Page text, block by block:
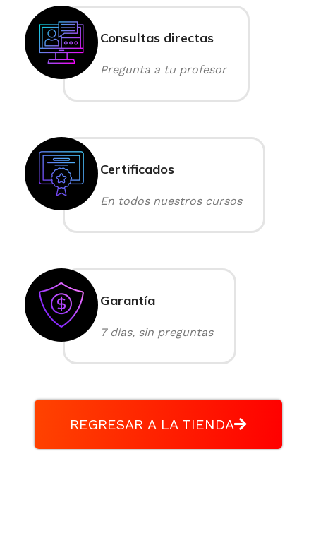
Consultas directas
Pregunta a tu profesor
Certificados
En todos nuestros cursos
Garantía
7 días, sin preguntas
REGRESAR A LA TIENDA